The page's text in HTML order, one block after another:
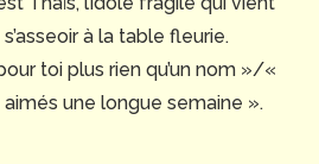
à la table fleurie.
toi plus rien qu’un nom »/«
une longue semaine ».